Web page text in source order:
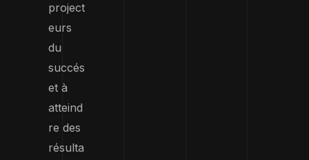
project
eurs
du
succés
et à
atteind
re des
résulta